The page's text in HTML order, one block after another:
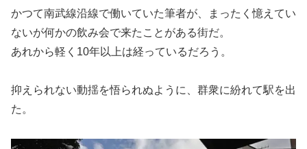
かつて南武線沿線で働いていた筆者が、まったく憶えてい
ないが何かの飲み会で来たことがある街だ。
あれから軽く10年以上は経っているだろう。
抑えられない動揺を悟られぬように、群衆に紛れて駅を出
た。